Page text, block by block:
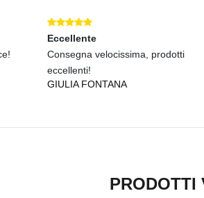
Eccellente
Consegna velocissima, prodotti
eccellenti!
GIULIA FONTANA
PRODOTTI